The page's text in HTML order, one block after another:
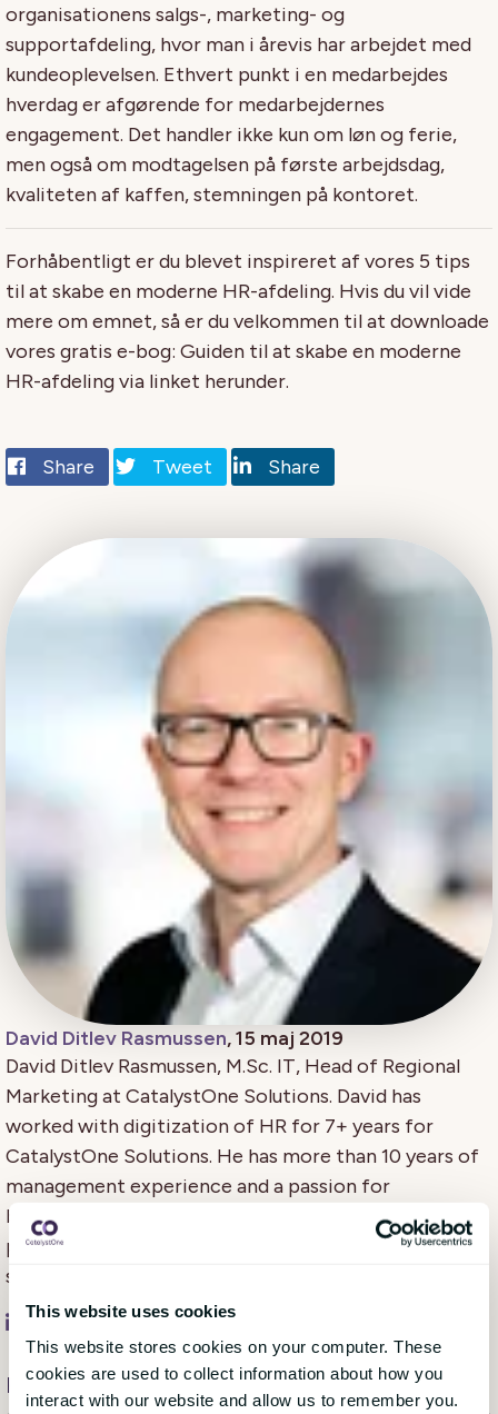
This website uses cookies
This website stores cookies on your computer. These
cookies are used to collect information about how you
interact with our website and allow us to remember you.
organisationens salgs-, marketing- og
supportafdeling, hvor man i årevis har arbejdet med
kundeoplevelsen. Ethvert punkt i en medarbejdes
hverdag er afgørende for medarbejdernes
engagement. Det handler ikke kun om løn og ferie,
men også om modtagelsen på første arbejdsdag,
kvaliteten af kaffen, stemningen på kontoret.
Forhåbentligt er du blevet inspireret af vores 5 tips
til at skabe en moderne HR-afdeling. Hvis du vil vide
mere om emnet, så er du velkommen til at downloade
vores gratis e-bog: Guiden til at skabe en moderne
HR-afdeling via linket herunder.
Share Tweet Share
David Ditlev Rasmussen, 15 maj 2019
David Ditlev Rasmussen, M.Sc. IT, Head of Regional
Marketing at CatalystOne Solutions. David has
worked with digitization of HR for 7+ years for
CatalystOne Solutions. He has more than 10 years of
management experience and a passion for
behavioural design, psychology and has regularly
published articles and posts on management- and HR
solutions and HR-tech.
Få månedlige opdateringer fra bloggen